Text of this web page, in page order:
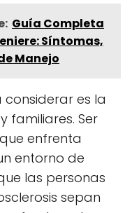
Guía Completa
Síntomas,
Manejo
es la
familiares. Ser
enfrenta
entorno de
las personas
sepan